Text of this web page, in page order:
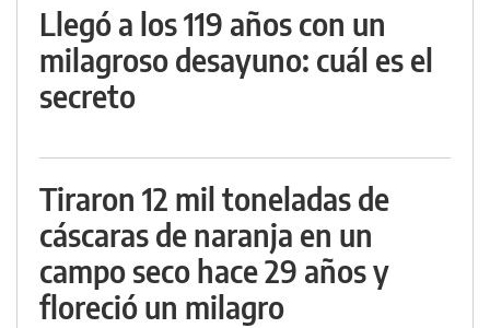
Llegó a los 119 años con un
milagroso desayuno: cuál es el
secreto
Tiraron 12 mil toneladas de
cáscaras de naranja en un
campo seco hace 29 años y
floreció un milagro